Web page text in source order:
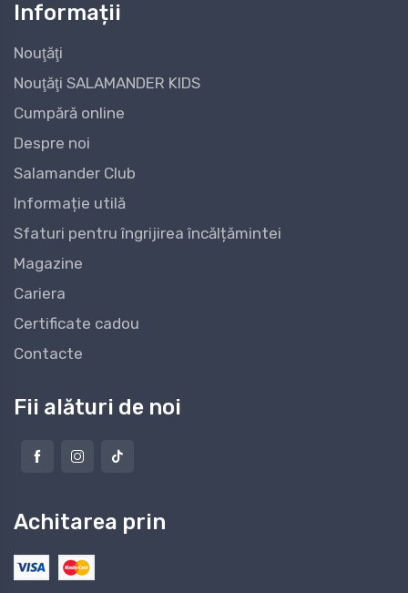
Informații
Nouţăţi
Nouţăţi SALAMANDER KIDS
Cumpără online
Despre noi
Salamander Club
Informație utilă
Sfaturi pentru îngrijirea încălțămintei
Magazine
Cariera
Certificate cadou
Contacte
Fii alături de noi
Achitarea prin